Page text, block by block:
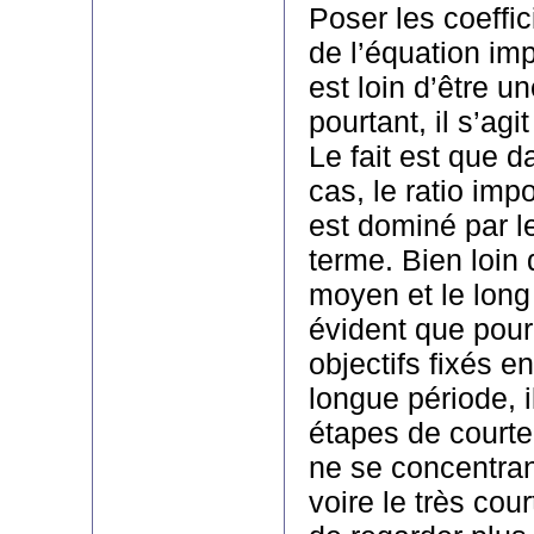
Poser les
de l’équation
est loin d’être
pourtant, il
Le fait est que
cas, le ratio
est dominé par
terme. Bien loin
moyen et le
évident que
objectifs fixés
longue période,
étapes de
ne se
voire le très